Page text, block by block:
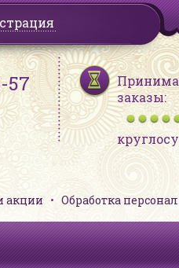
57
заказы:
акции Обработка